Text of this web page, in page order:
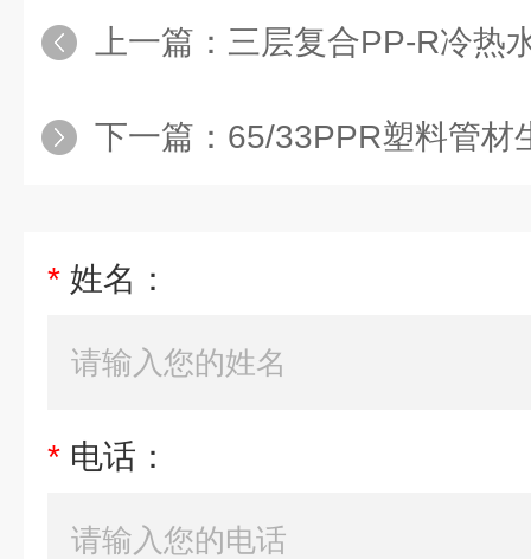
上一篇： 三层复合PP-R冷热
下一篇： 65/33PPR塑料管材生
* 姓名：
* 电话：